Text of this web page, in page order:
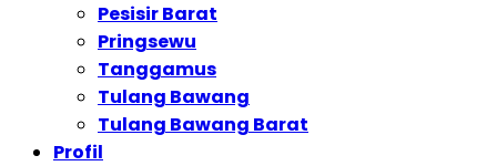
Pesisir Barat
Pringsewu
Tanggamus
Tulang Bawang
Tulang Bawang Barat
Profil